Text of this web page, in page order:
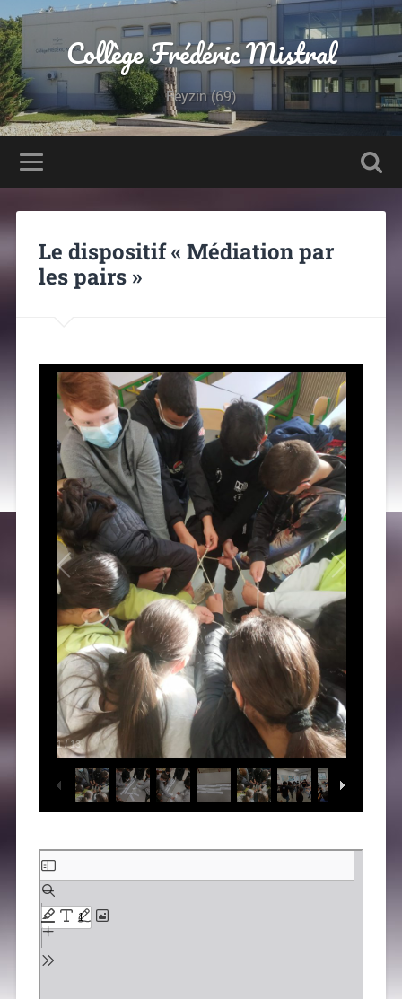
Collège Frédéric Mistral
Feyzin (69)
Le dispositif « Médiation par
les pairs »
1/13
Panneau de gestion des cookies